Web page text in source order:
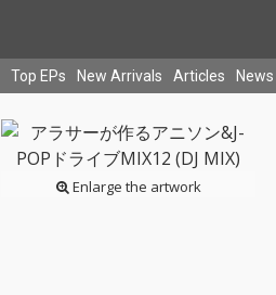
Top EPs New Arrivals Articles News
Enlarge the artwork